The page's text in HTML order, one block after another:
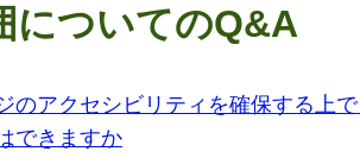
についてのQ&A
のアクセシビリティを確保する上
できますか